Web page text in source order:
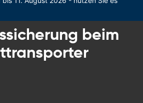
beim